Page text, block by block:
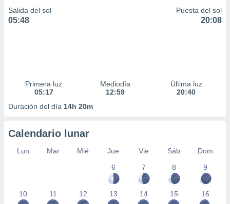
Salida del sol
05:48
Puesta del sol
20:08
Primera luz
05:17
Mediodía
12:59
Última luz
20:40
Duración del día 14h 20m
Calendario lunar
Lun Mar Mié Jue Vie Sáb
Dom
6
7 8 9
10 11 12 13 14 15 16